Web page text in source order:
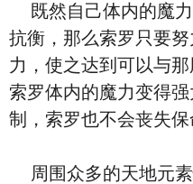
既然自己体内的魔力
抗衡，那么索罗只要
力，使之达到可以与
索罗体内的魔力变得
制，索罗也不会丧失保
周围众多的天地元